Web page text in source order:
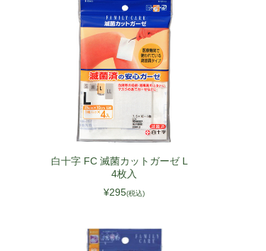
白十字 FC 滅菌カットガーゼ L
4枚入
¥295(税込)